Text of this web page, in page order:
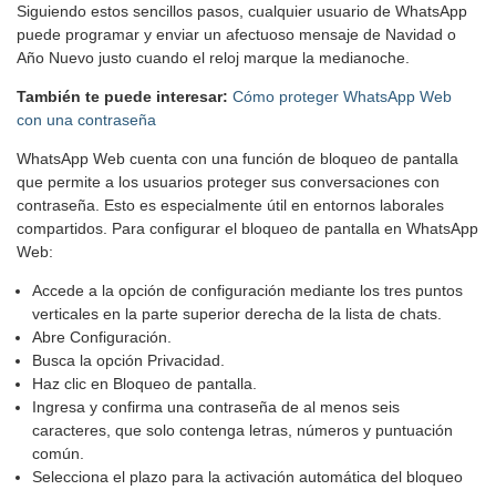
Siguiendo estos sencillos pasos, cualquier usuario de WhatsApp
puede programar y enviar un afectuoso mensaje de Navidad o
Año Nuevo justo cuando el reloj marque la medianoche.
También te puede interesar: Cómo proteger WhatsApp Web
con una contraseña
WhatsApp Web cuenta con una función de bloqueo de pantalla
que permite a los usuarios proteger sus conversaciones con
contraseña. Esto es especialmente útil en entornos laborales
compartidos. Para configurar el bloqueo de pantalla en WhatsApp
Web:
Accede a la opción de configuración mediante los tres puntos
verticales en la parte superior derecha de la lista de chats.
Abre Configuración.
Busca la opción Privacidad.
Haz clic en Bloqueo de pantalla.
Ingresa y confirma una contraseña de al menos seis
caracteres, que solo contenga letras, números y puntuación
común.
Selecciona el plazo para la activación automática del bloqueo